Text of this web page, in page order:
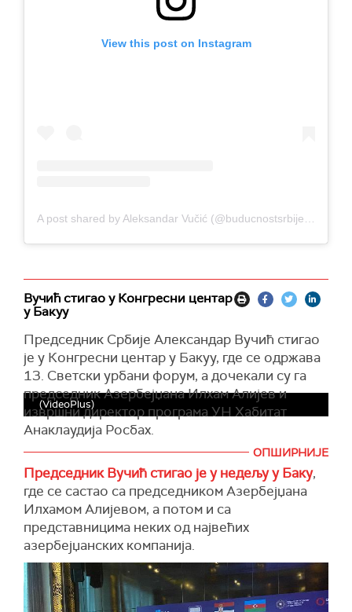
View this post on Instagram
Вучић стигао у Конгресни центар
у Бакуу
Председник Србије Александар Вучић стигао
је у Конгресни центар у Бакуу, где се одржава
13. Светски урбани форум, а дочекали су га
председник Азербејџана Илхам Алијев и
извршни директор програма УН Хабитат
Анаклаудија Росбах.
Вучић ће, након церемоније отварања,
присуствовати обраћањима домаћина,
највиших званичника Уједињених нација (УН),
представника истакнутих глобалних компанија,
као и водећих светских актера цивилног
друштва у области одрживог развоја.
(VideoPlus)
ОПШИРНИЈЕ
Председник Вучић стигао је у недељу у Баку,
где се састао са председником Азербејџана
Илхамом Алијевом, а потом и са
представницима неких од највећих
азербејџанских компанија.